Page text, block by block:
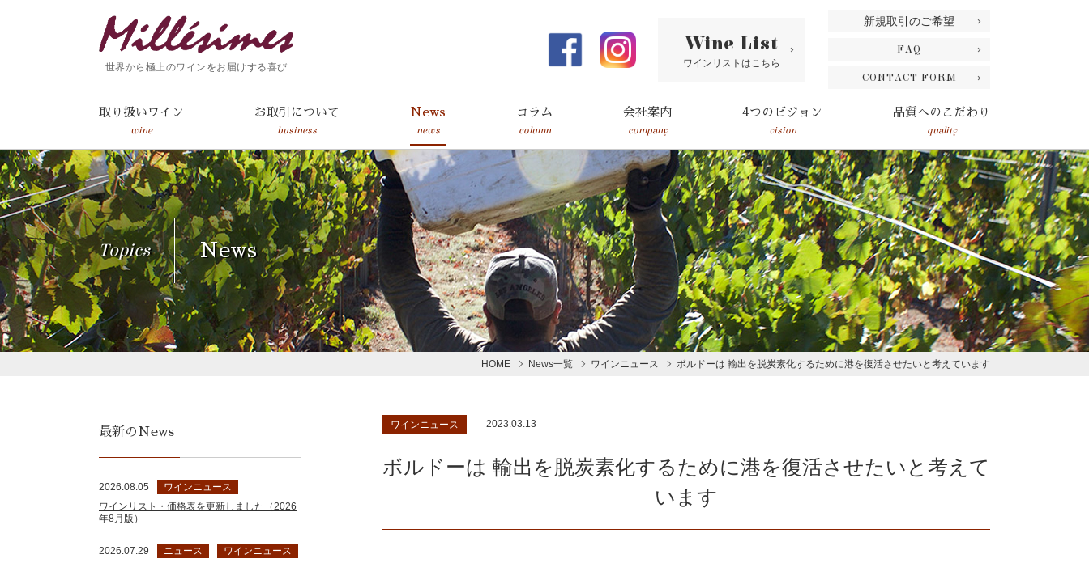
世界から極上のワインをお届けする喜び
Wine List
ワインリストはこちら
新規取引のご希望
FAQ
CONTACT FORM
取り扱いワイン
wine
お取引について
business
News
news
コラム
column
会社案内
company
4つのビジョン
vision
品質へのこだわり
quality
Topics News
HOME News一覧 ワインニュース ボルドーは 輸出を脱炭素化するために港を復活させたいと考えています
ワインニュース 2023.03.13
ボルドーは 輸出を脱炭素化するために港を復活させたいと考えて
います
最新のNews
2026.08.05
ワインニュース
ワインリスト・価格表を更新しました（2026
年8月版）
2026.07.29 ニュース
ワインニュース